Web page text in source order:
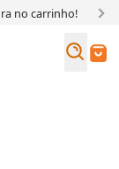
no carrinho!
Buscar